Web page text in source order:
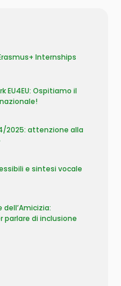
Internships
EU4EU: Ospitiamo il
2025: attenzione alla
e sintesi vocale
di inclusione